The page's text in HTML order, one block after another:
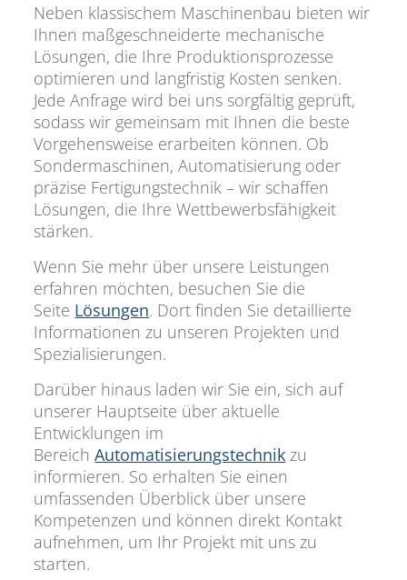
Neben klassischem Maschinenbau bieten wir
Ihnen maßgeschneiderte mechanische
Lösungen, die Ihre Produktionsprozesse
optimieren und langfristig Kosten senken.
Jede Anfrage wird bei uns sorgfältig geprüft,
sodass wir gemeinsam mit Ihnen die beste
Vorgehensweise erarbeiten können. Ob
Sondermaschinen, Automatisierung oder
präzise Fertigungstechnik – wir schaffen
Lösungen, die Ihre Wettbewerbsfähigkeit
stärken.
Wenn Sie mehr über unsere Leistungen
erfahren möchten, besuchen Sie die
Seite Lösungen. Dort finden Sie detaillierte
Informationen zu unseren Projekten und
Spezialisierungen.
Darüber hinaus laden wir Sie ein, sich auf
unserer Hauptseite über aktuelle
Entwicklungen im
BereichAutomatisierungstechnik zu
informieren. So erhalten Sie einen
umfassenden Überblick über unsere
Kompetenzen und können direkt Kontakt
aufnehmen, um Ihr Projekt mit uns zu
starten.